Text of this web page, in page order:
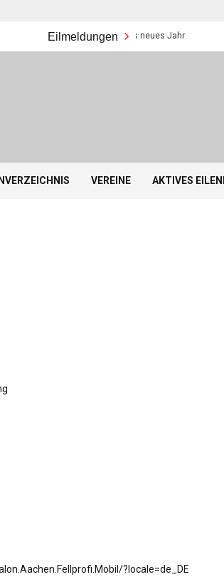
EilmeldungenFrohes neues Jahr
VEREINE AKTIVES
?locale=de_DE